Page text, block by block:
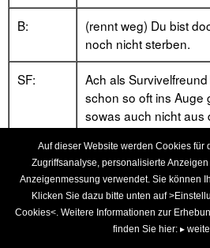
B:
(rennt weg) Du bist
noch nicht sterben.
SF:
Ach als
schon so oft ins Auge
sowas auch nicht aus
(sägt und sägt, Spitze
Seht ihr, ist doch alles
noch die Zündschnur
kann ich wieder
Zündschnur an)
(A und B zittern vor
Auf dieser Website werden Cookies für
Zugriffsanalyse, personalisierte Anzeigen
Anzeigenmessung verwendet. Sie können
Klicken Sie dazu bitte unten auf
Cookies<. Weitere Informationen zur
finden Sie hier: ▸